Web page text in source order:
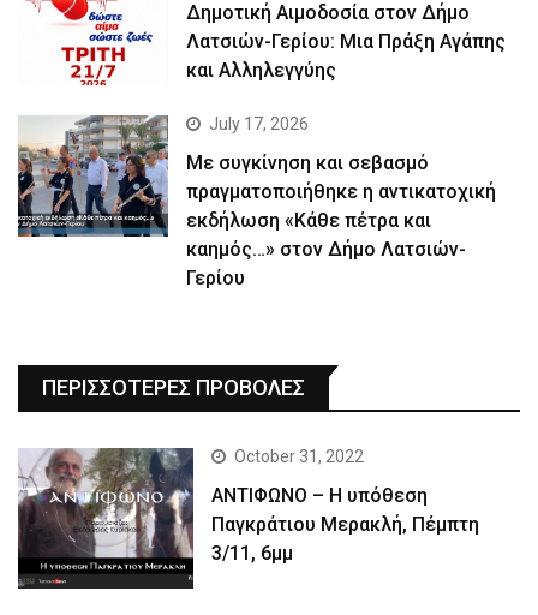
Δημοτική Αιμοδοσία στον Δήμο
Λατσιών-Γερίου: Μια Πράξη Αγάπης
και Αλληλεγγύης
July 17, 2026
Με συγκίνηση και σεβασμό
πραγματοποιήθηκε η αντικατοχική
εκδήλωση «Κάθε πέτρα και
καημός…» στον Δήμο Λατσιών-
Γερίου
ΠΕΡΙΣΣΟΤΕΡΕΣ ΠΡΟΒΟΛΕΣ
October 31, 2022
ΑΝΤΙΦΩΝΟ – Η υπόθεση
Παγκράτιου Μερακλή, Πέμπτη
3/11, 6μμ